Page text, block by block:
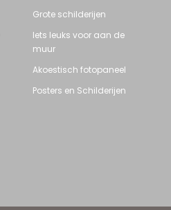
Grote schilderijen
Iets leuks voor aan de
muur
Akoestisch fotopaneel
Posters en Schilderijen